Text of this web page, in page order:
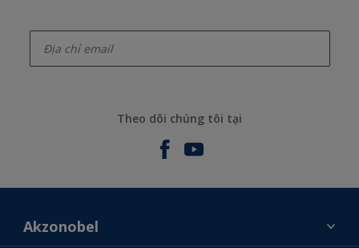
Theo dõi chúng tôi tại
Akzonobel